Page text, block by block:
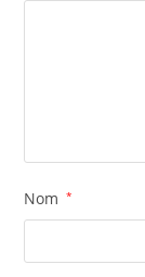
Nom *